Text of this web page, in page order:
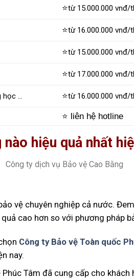
⭐từ 15.000.000 vnđ/
⭐từ 16.000.000 vnđ/
⭐từ 15.000.000 vnđ/
⭐từ 17.000.000 vnđ/
học … ⭐từ 16.000.000 vnđ/
⭐ liên hệ hotline
hiệu quả nhất
vệ chuyên nghiệp cả nước.
cao hơn so với phương pháp
Công ty Bảo vệ Toàn quốc
nay.
Tâm đã cung cấp cho